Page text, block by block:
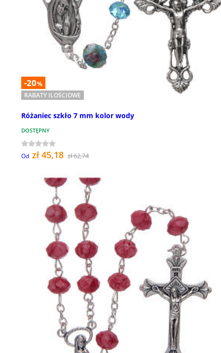
-20%
RABATY ILOŚCIOWE
Różaniec szkło 7 mm kolor wody
DOSTĘPNY
Od zł 45,18 zł 62,74